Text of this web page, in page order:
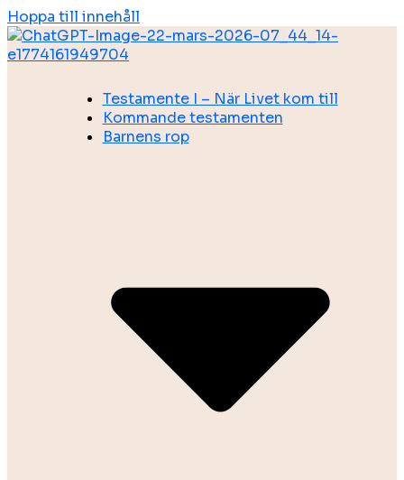
Hoppa till innehåll
Testamente I – När Livet kom till
Kommande testamenten
Barnens rop